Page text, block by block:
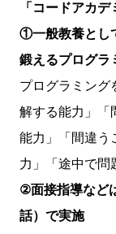
「コードアカ
①一般教養とし
鍛えるプログラ
プログラミング
解する能力」「
能力」「間違う
力」「途中で問
②面接指導など
話）で実施